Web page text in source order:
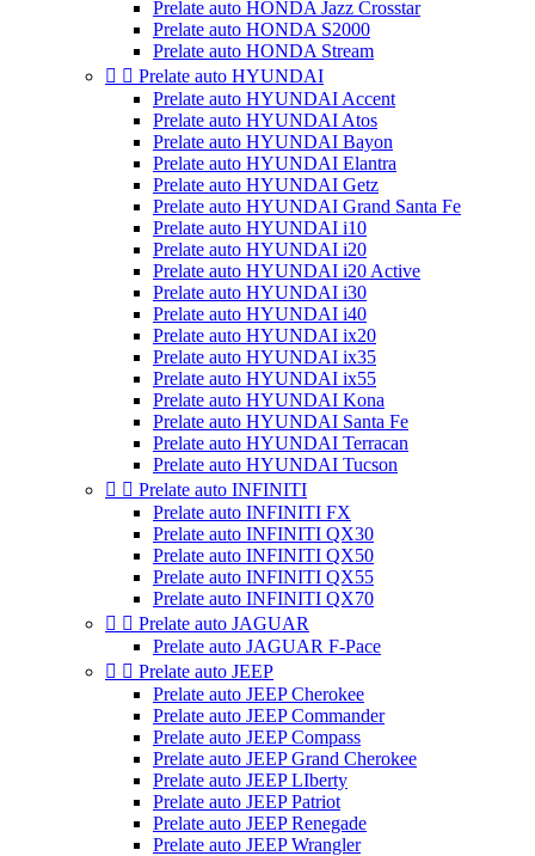
Prelate auto HONDA Jazz Crosstar
Prelate auto HONDA S2000
Prelate auto HONDA Stream
  Prelate auto HYUNDAI
Prelate auto HYUNDAI Accent
Prelate auto HYUNDAI Atos
Prelate auto HYUNDAI Bayon
Prelate auto HYUNDAI Elantra
Prelate auto HYUNDAI Getz
Prelate auto HYUNDAI Grand Santa Fe
Prelate auto HYUNDAI i10
Prelate auto HYUNDAI i20
Prelate auto HYUNDAI i20 Active
Prelate auto HYUNDAI i30
Prelate auto HYUNDAI i40
Prelate auto HYUNDAI ix20
Prelate auto HYUNDAI ix35
Prelate auto HYUNDAI ix55
Prelate auto HYUNDAI Kona
Prelate auto HYUNDAI Santa Fe
Prelate auto HYUNDAI Terracan
Prelate auto HYUNDAI Tucson
  Prelate auto INFINITI
Prelate auto INFINITI FX
Prelate auto INFINITI QX30
Prelate auto INFINITI QX50
Prelate auto INFINITI QX55
Prelate auto INFINITI QX70
  Prelate auto JAGUAR
Prelate auto JAGUAR F-Pace
  Prelate auto JEEP
Prelate auto JEEP Cherokee
Prelate auto JEEP Commander
Prelate auto JEEP Compass
Prelate auto JEEP Grand Cherokee
Prelate auto JEEP LIberty
Prelate auto JEEP Patriot
Prelate auto JEEP Renegade
Prelate auto JEEP Wrangler